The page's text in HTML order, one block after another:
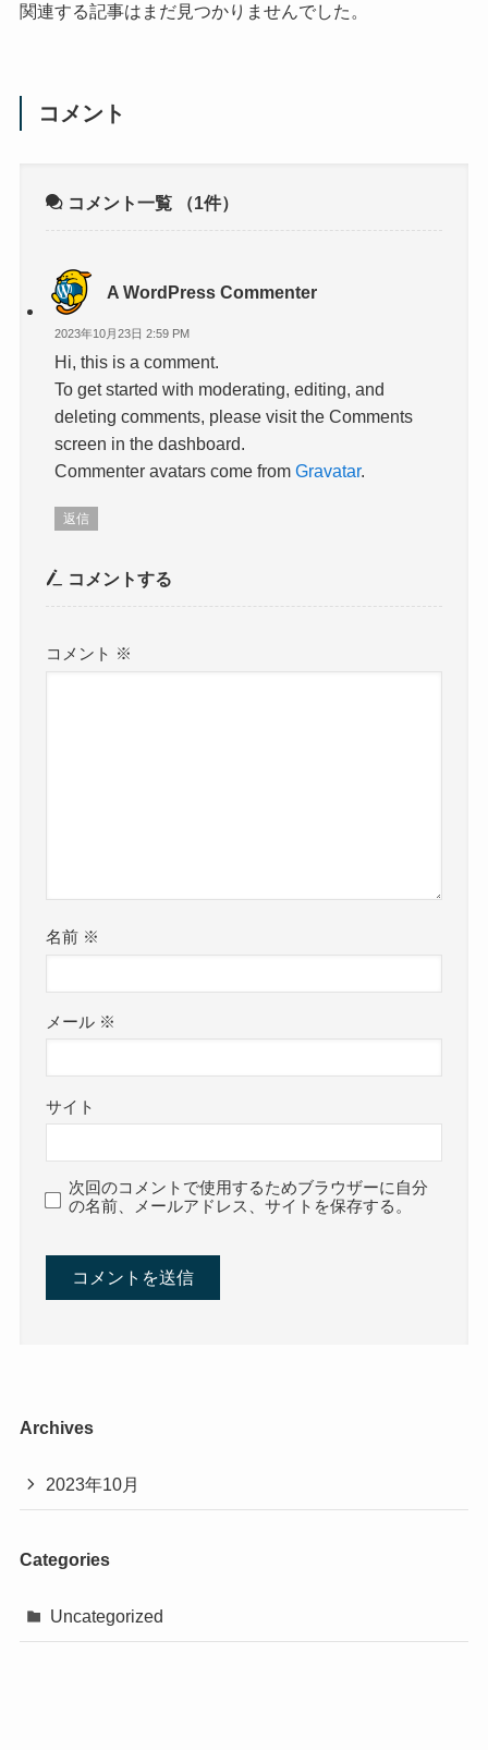
関連する記事はまだ見つかりませんでした。
コメント
コメント一覧 （1件）
A WordPress Commenter
2023年10月23日 2:59 PM
Hi, this is a comment.
To get started with moderating, editing, and
deleting comments, please visit the Comments
screen in the dashboard.
Commenter avatars come fromGravatar.
返信
コメントする
コメント ※
名前 ※
メール ※
サイト
次回のコメントで使用するためブラウザーに自分
の名前、メールアドレス、サイトを保存する。
Archives
2023年10月
Categories
Uncategorized